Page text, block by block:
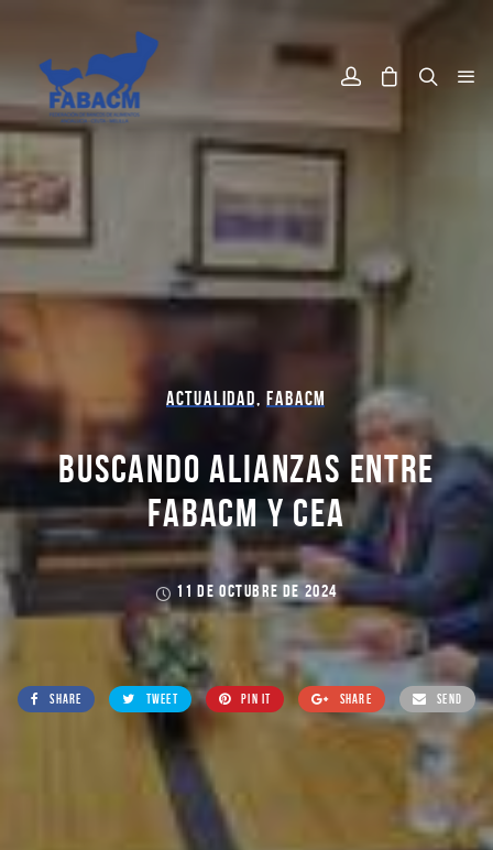
ACTUALIDAD,FABACM
BUSCANDO ALIANZAS ENTRE
FABACM Y CEA
11 DE OCTUBRE DE 2024
SHARE TWEET PIN IT SHARE SEND